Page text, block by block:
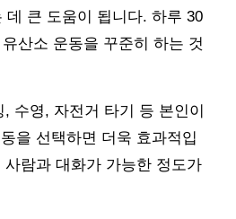
데 큰 도움이 됩니다. 하루 30
산소 운동을 꾸준히 하는 것
수영, 자전거 타기 등 본인이
을 선택하면 더욱 효과적입
람과 대화가 가능한 정도가